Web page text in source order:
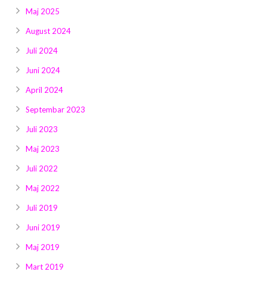
Maj 2025
August 2024
Juli 2024
Juni 2024
April 2024
Septembar 2023
Juli 2023
Maj 2023
Juli 2022
Maj 2022
Juli 2019
Juni 2019
Maj 2019
Mart 2019